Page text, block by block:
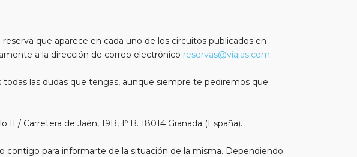
que aparece en cada uno de los circuitos publicados en
a la dirección de correo electrónico reservas@viajas.com.
las dudas que tengas, aunque siempre te pediremos que
/ Carretera de Jaén, 19B, 1º B. 18014 Granada (España).
para informarte de la situación de la misma. Dependiendo